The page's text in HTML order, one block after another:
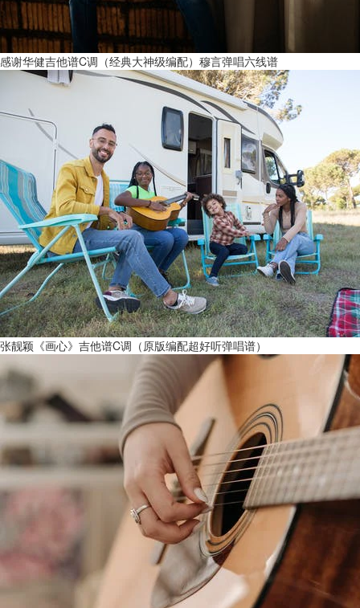
感谢华健吉他谱C调（经典大神级编配）穆言弹唱六线谱
张靓颖《画心》吉他谱C调（原版编配超好听弹唱谱）